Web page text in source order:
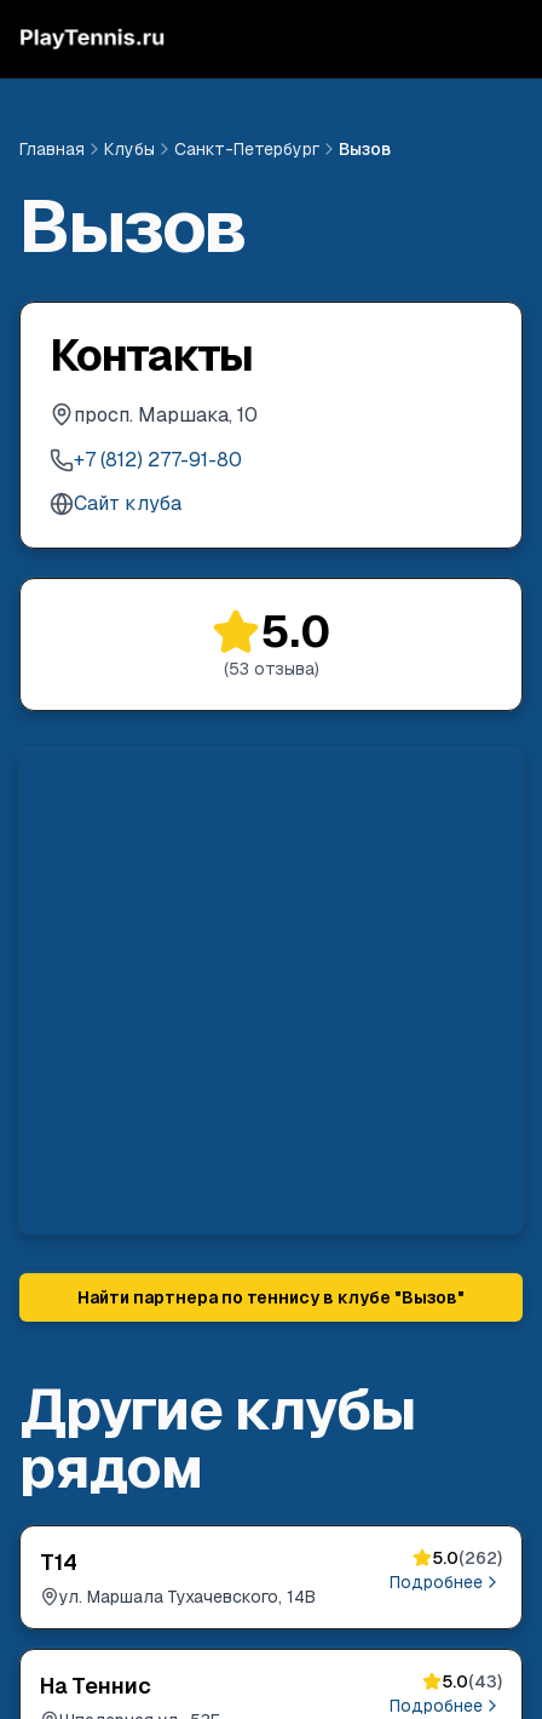
Главная Клубы Санкт-Петербург Вызов
Вызов
Контакты
просп. Маршака, 10
+7 (812) 277-91-80
Сайт клуба
5.0
(53 отзыва)
Найти партнера по теннису в клубе "Вызов"
Другие клубы
рядом
T14
ул. Маршала Тухачевского, 14В
5.0(262)
Подробнее
На Теннис 5.0(43)
Подробнее